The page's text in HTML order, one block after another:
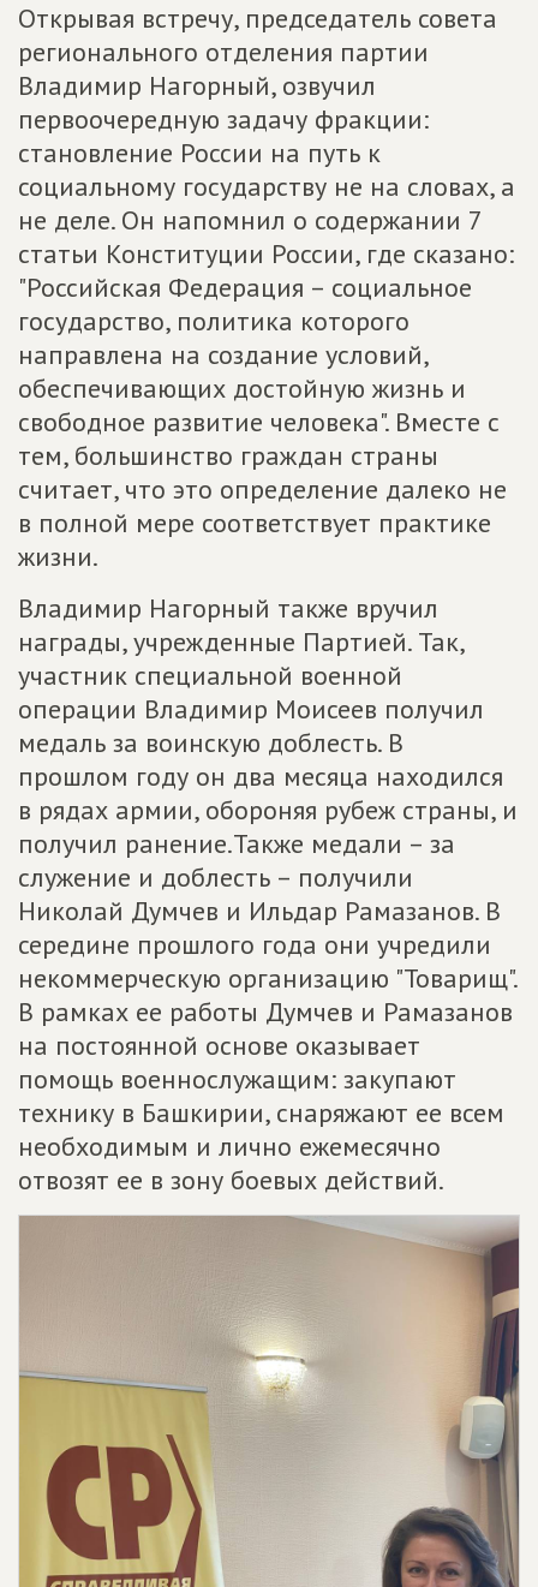
Открывая встречу, председатель совета
регионального отделения партии
Владимир Нагорный, озвучил
первоочередную задачу фракции:
становление России на путь к
социальному государству не на словах, а
не деле. Он напомнил о содержании 7
статьи Конституции России, где сказано:
"Российская Федерация – социальное
государство, политика которого
направлена на создание условий,
обеспечивающих достойную жизнь и
свободное развитие человека". Вместе с
тем, большинство граждан страны
считает, что это определение далеко не
в полной мере соответствует практике
жизни.
Владимир Нагорный также вручил
награды, учрежденные Партией. Так,
участник специальной военной
операции Владимир Моисеев получил
медаль за воинскую доблесть. В
прошлом году он два месяца находился
в рядах армии, обороняя рубеж страны, и
получил ранение.Также медали – за
служение и доблесть – получили
Николай Думчев и Ильдар Рамазанов. В
середине прошлого года они учредили
некоммерческую организацию "Товарищ".
В рамках ее работы Думчев и Рамазанов
на постоянной основе оказывает
помощь военнослужащим: закупают
технику в Башкирии, снаряжают ее всем
необходимым и лично ежемесячно
отвозят ее в зону боевых действий.